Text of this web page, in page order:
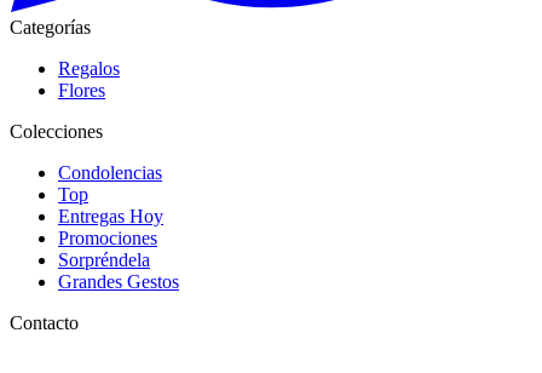
Categorías
Regalos
Flores
Colecciones
Condolencias
Top
Entregas Hoy
Promociones
Sorpréndela
Grandes Gestos
Contacto